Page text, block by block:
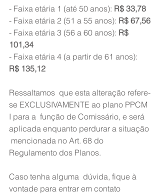
- Faixa etária 1 (até 50 anos): R$ 33,78
- Faixa etária 2 (51 a 55 anos): R$ 67,56
- Faixa etária 3 (56 a 60 anos): R$
101,34
- Faixa etária 4 (a partir de 61 anos):
R$ 135,12
Ressaltamos  que esta alteração refere-
se EXCLUSIVAMENTE ao plano PPCM
I para a  função de Comissário, e será
aplicada enquanto perdurar a situação
mencionada no Art. 68 do
Regulamento dos Planos.
Caso tenha alguma  dúvida, fique à
vontade para entrar em contato